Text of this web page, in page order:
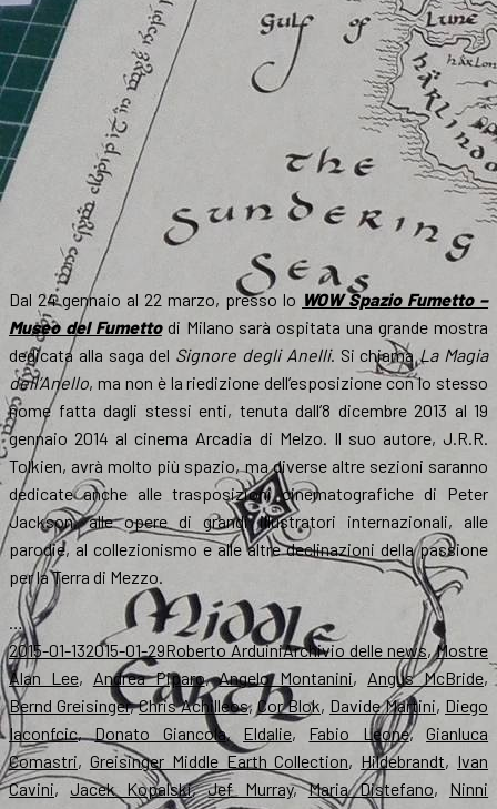
Dal 24 gennaio al 22 marzo, presso lo WOW Spazio Fumetto –
Museo del Fumettodi Milano sarà ospitata una grande mostra
dedicata alla saga del Signore degli Anelli. Si chiamaLa Magia
dell’Anello, ma non è la riedizione dell’esposizione con lo stesso
nome fatta dagli stessi enti, tenuta dall’8 dicembre 2013 al 19
gennaio 2014 al cinema Arcadia di Melzo. Il suo autore, J.R.R.
Tolkien, avrà molto più spazio, ma diverse altre sezioni saranno
dedicate anche alle trasposizioni cinematografiche di Peter
Jackson, alle opere di grandi illustratori internazionali, alle
parodie, al collezionismo e alle altre declinazioni della passione
per la Terra di Mezzo.
…
Scritto
il
2015-01-132015-01-29Autore
Roberto ArduiniCategorie
Archivio delle news,Mostre
Alan Lee, Andrea Piparo,Angelo Montanini, Angus McBride,
Bernd Greisinger,Chris Achilleos,Cor Blok, Davide Martini, Diego
Iaconfcic,Donato Giancola, Eldalie, Fabio Leone,Gianluca
Comastri, Greisinger Middle Earth Collection, Hildebrandt, Ivan
Cavini,Jacek Kopalski,Jef Murray,Maria Distefano, Ninni